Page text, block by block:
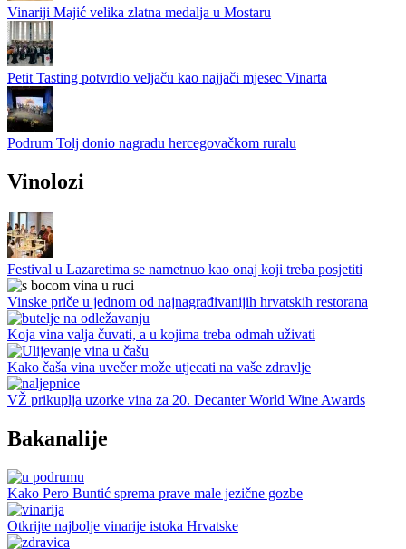
Vinariji Majić velika zlatna medalja u Mostaru
Petit Tasting potvrdio veljaču kao najjači mjesec Vinarta
Podrum Tolj donio nagradu hercegovačkom ruralu
Vinolozi
Festival u Lazaretima se nametnuo kao onaj koji treba posjetiti
Vinske priče u jednom od najnagrađivanijih hrvatskih restorana
Koja vina valja čuvati, a u kojima treba odmah uživati
Kako čaša vina uvečer može utjecati na vaše zdravlje
VŽ prikuplja uzorke vina za 20. Decanter World Wine Awards
Bakanalije
Kako Pero Buntić sprema prave male jezične gozbe
Otkrijte najbolje vinarije istoka Hrvatske